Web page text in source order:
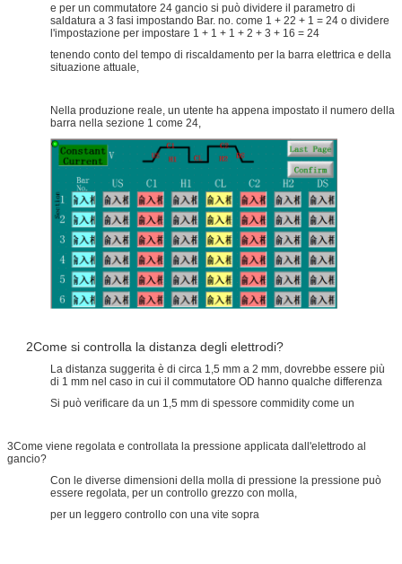
e per un commutatore 24 gancio si può dividere il parametro di
saldatura a 3 fasi impostando Bar. no. come 1 + 22 + 1 = 24 o dividere
l'impostazione per impostare 1 + 1 + 1 + 2 + 3 + 16 = 24
tenendo conto del tempo di riscaldamento per la barra elettrica e della
situazione attuale,
Nella produzione reale, un utente ha appena impostato il numero della
barra nella sezione 1 come 24,
2Come si controlla la distanza degli elettrodi?
La distanza suggerita è di circa 1,5 mm a 2 mm, dovrebbe essere più
di 1 mm nel caso in cui il commutatore OD hanno qualche differenza
Si può verificare da un 1,5 mm di spessore commidity come un
3Come viene regolata e controllata la pressione applicata dall'elettrodo al
gancio?
Con le diverse dimensioni della molla di pressione la pressione può
essere regolata, per un controllo grezzo con molla,
per un leggero controllo con una vite sopra